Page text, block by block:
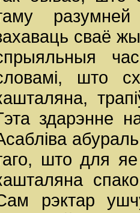
сваё
што
здарэнне
што для
рэктар